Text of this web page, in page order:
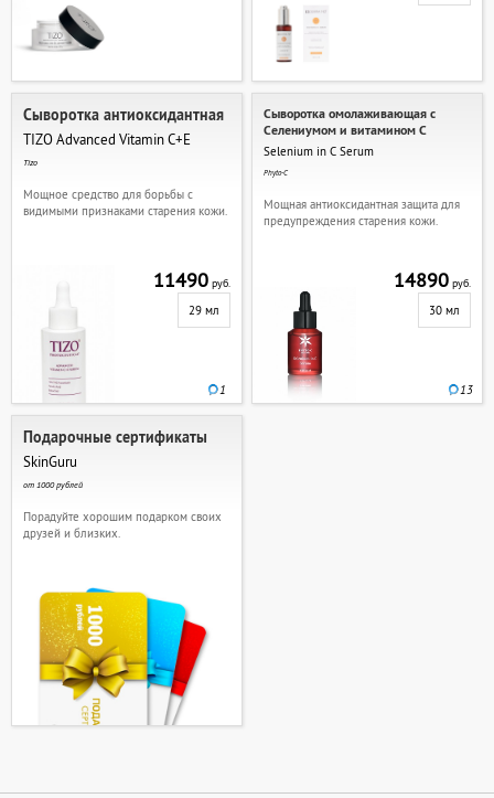
Сыворотка антиоксидантная
TIZO Advanced Vitamin C+E
Tizo
Мощное средство для борьбы с
видимыми признаками старения кожи.
11490руб.
29 мл
1
Сыворотка омолаживающая с
Селениумом и витамином C
Selenium in C Serum
Phyto-C
Мощная антиоксидантная защита для
предупреждения старения кожи.
14890руб.
30 мл
13
Подарочные сертификаты
SkinGuru
от 1000 рублей
Порадуйте хорошим подарком своих
друзей и близких.